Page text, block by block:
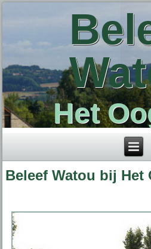
Het
Beleef Watou bij Het